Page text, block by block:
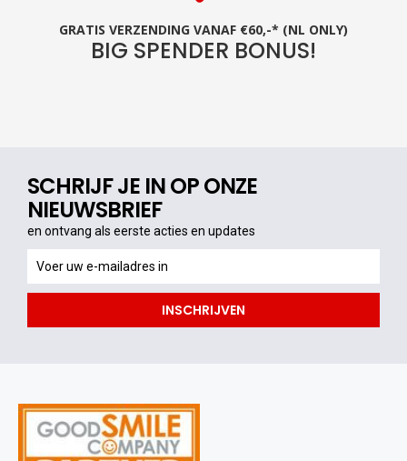
GRATIS VERZENDING VANAF €60,-* (NL ONLY)
BIG SPENDER BONUS!
SCHRIJF JE IN OP ONZE
NIEUWSBRIEF
en ontvang als eerste acties en updates
ontvang
als
acties
INSCHRIJVEN